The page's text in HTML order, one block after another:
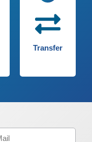
Transfer